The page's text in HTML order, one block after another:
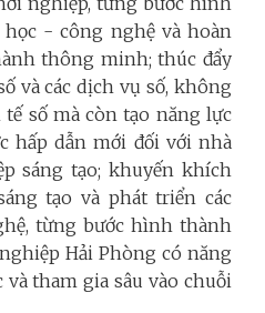
- công nghệ và hoàn
thông minh; thúc đẩy
và các dịch vụ số, không
số mà còn tạo năng lực
hấp dẫn mới đối với nhà
sáng tạo; khuyến khích
tạo và phát triển các
từng bước hình thành
Hải Phòng có năng
tham gia sâu vào chuỗi